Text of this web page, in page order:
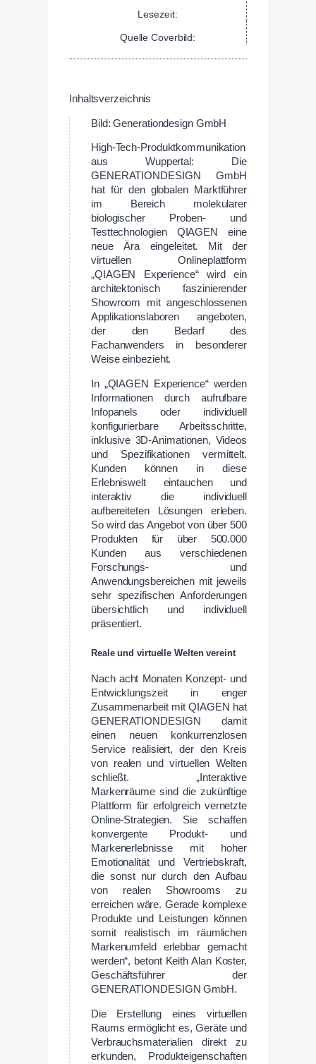
Lesezeit:
Quelle Coverbild:
Inhaltsverzeichnis
Bild: Generationdesign GmbH
High-Tech-Produktkommunikation
aus Wuppertal: Die
GENERATIONDESIGN GmbH
hat für den globalen Marktführer
im Bereich molekularer
biologischer Proben- und
Testtechnologien QIAGEN eine
neue Ära eingeleitet. Mit der
virtuellen Onlineplattform
„QIAGEN Experience“ wird ein
architektonisch faszinierender
Showroom mit angeschlossenen
Applikationslaboren angeboten,
der den Bedarf des
Fachanwenders in besonderer
Weise einbezieht.
In „QIAGEN Experience“ werden
Informationen durch aufrufbare
Infopanels oder individuell
konfigurierbare Arbeitsschritte,
inklusive 3D-Animationen, Videos
und Spezifikationen vermittelt.
Kunden können in diese
Erlebniswelt eintauchen und
interaktiv die individuell
aufbereiteten Lösungen erleben.
So wird das Angebot von über 500
Produkten für über 500.000
Kunden aus verschiedenen
Forschungs- und
Anwendungsbereichen mit jeweils
sehr spezifischen Anforderungen
übersichtlich und individuell
präsentiert.
Reale und virtuelle Welten vereint
Nach acht Monaten Konzept- und
Entwicklungszeit in enger
Zusammenarbeit mit QIAGEN hat
GENERATIONDESIGN damit
einen neuen konkurrenzlosen
Service realisiert, der den Kreis
von realen und virtuellen Welten
schließt. „Interaktive
Markenräume sind die zukünftige
Plattform für erfolgreich vernetzte
Online-Strategien. Sie schaffen
konvergente Produkt- und
Markenerlebnisse mit hoher
Emotionalität und Vertriebskraft,
die sonst nur durch den Aufbau
von realen Showrooms zu
erreichen wäre. Gerade komplexe
Produkte und Leistungen können
somit realistisch im räumlichen
Markenumfeld erlebbar gemacht
werden“, betont Keith Alan Koster,
Geschäftsführer der
GENERATIONDESIGN GmbH.
Die Erstellung eines virtuellen
Raums ermöglicht es, Geräte und
Verbrauchsmaterialien direkt zu
erkunden, Produkteigenschaften